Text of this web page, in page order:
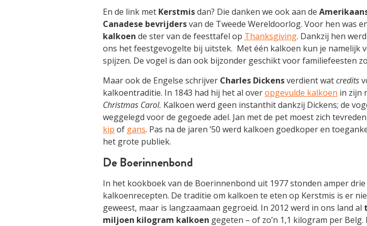
En de link met Kerstmisdan? Die danken we ook aan de
Canadese bevrijdersvan de Tweede Wereldoorlog. Voor hen was
kalkoen de ster van de feesttafel op Thanksgiving. Dankzij hen
ons het feestgevogelte bij uitstek. Met één kalkoen kun je namelijk
spijzen. De vogel is dan ook bijzonder geschikt voor familiefeesten
Maar ook de Engelse schrijver Charles Dickensverdient watcredits
kalkoentraditie. In 1843 had hij het al overopgevulde kalkoen in zijn
Christmas Carol. Kalkoen werd geen instanthit dankzij Dickens; de
weggelegd voor de gegoede adel. Jan met de pet moest zich
kip of gans. Pas na de jaren ’50 werd kalkoen goedkoper en
het grote publiek.
De Boerinnenbond
In het kookboek van de Boerinnenbond uit 1977 stonden amper drie
kalkoenrecepten. De traditie om kalkoen te eten op Kerstmis is er
geweest, maar is langzaamaan gegroeid. In 2012 werd in ons land al
miljoen kilogram kalkoen gegeten – of zo’n 1,1 kilogram per Belg.